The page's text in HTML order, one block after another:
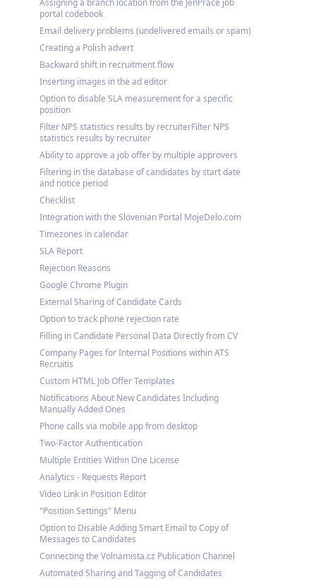
Assigning a branch location from the JenPráce job
portal codebook
Email delivery problems (undelivered emails or spam)
Creating a Polish advert
Backward shift in recruitment flow
Inserting images in the ad editor
Option to disable SLA measurement for a specific
position
Filter NPS statistics results by recruiterFilter NPS
statistics results by recruiter
Ability to approve a job offer by multiple approvers
Filtering in the database of candidates by start date
and notice period
Checklist
Integration with the Slovenian Portal MojeDelo.com
Timezones in calendar
SLA Report
Rejection Reasons
Google Chrome Plugin
External Sharing of Candidate Cards
Option to track phone rejection rate
Filling in Candidate Personal Data Directly from CV
Company Pages for Internal Positions within ATS
Recruitis
Custom HTML Job Offer Templates
Notifications About New Candidates Including
Manually Added Ones
Phone calls via mobile app from desktop
Two-Factor Authentication
Multiple Entities Within One License
Analytics - Requests Report
Video Link in Position Editor
"Position Settings" Menu
Option to Disable Adding Smart Email to Copy of
Messages to Candidates
Connecting the Volnamista.cz Publication Channel
Automated Sharing and Tagging of Candidates